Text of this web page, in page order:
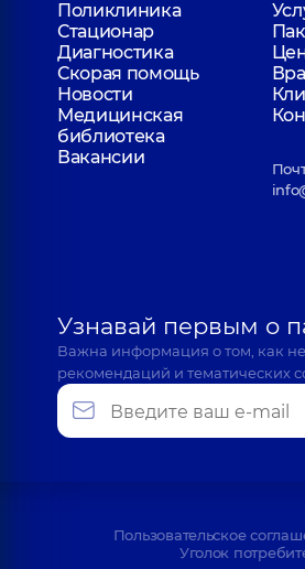
Поликлиника
Стационар
Диагностика
Скорая помощь
Новости
Медицинская
библиотека
Вакансии
Узнавай первым о
Важна информация о том, как
рекомендаций и тематических
Пользовательское
Уголок